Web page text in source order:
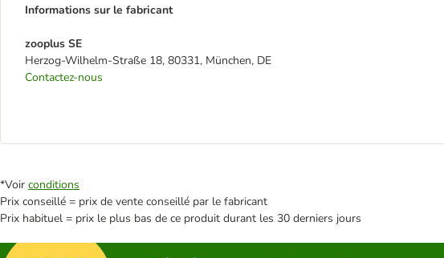
Informations sur le fabricant
zooplus SE
Herzog-Wilhelm-Straße 18, 80331, München, DE
Contactez-nous
*Voir conditions
Prix conseillé = prix de vente conseillé par le fabricant
Prix habituel = prix le plus bas de ce produit durant les 30 derniers jours